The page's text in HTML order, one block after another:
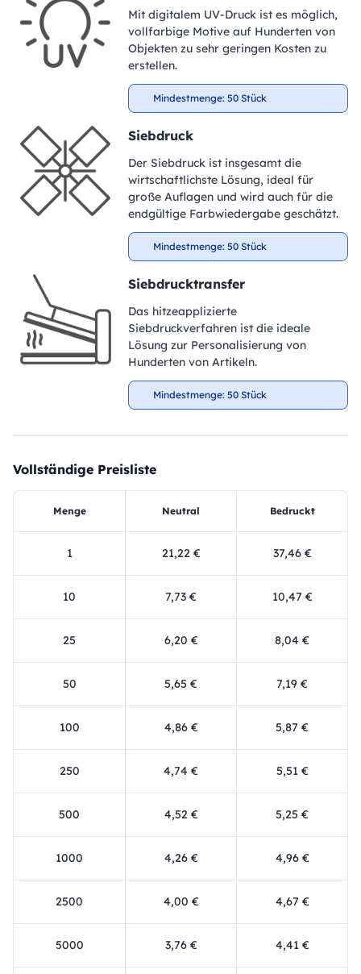
Mit digitalem UV-Druck ist es möglich,
vollfarbige Motive auf Hunderten von
Objekten zu sehr geringen Kosten zu
erstellen.
Mindestmenge: 50 Stück
Siebdruck
Der Siebdruck ist insgesamt die
wirtschaftlichste Lösung, ideal für
große Auflagen und wird auch für die
endgültige Farbwiedergabe geschätzt.
Mindestmenge: 50 Stück
Siebdrucktransfer
Das hitzeapplizierte
Siebdruckverfahren ist die ideale
Lösung zur Personalisierung von
Hunderten von Artikeln.
Mindestmenge: 50 Stück
Vollständige Preisliste
Menge Neutral Bedruckt
1 21,22 € 37,46 €
10 7,73 € 10,47 €
25 6,20 € 8,04 €
50 5,65 € 7,19 €
100 4,86 € 5,87 €
250 4,74 € 5,51 €
500 4,52 € 5,25 €
1000 4,26 € 4,96 €
2500 4,00 € 4,67 €
5000 3,76 € 4,41 €